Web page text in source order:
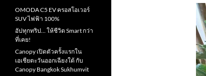
OMODA C5 EV ครอสโอเวอร์
SUV ไฟฟ้า 100%
อัปทุกทริป… ให้ชีวิต Smart กว่า
ที่เคย!
Canopy เปิดตัวครั้งแรกใน
เอเชียตะวันออกเฉียงใต้ กับ
Canopy Bangkok Sukhumvit